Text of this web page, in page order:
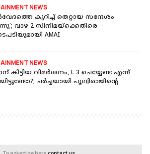
NEWS
കുറിച്ച് തെറ്റായ സന്ദേശം
വാഴ 2 സിനിമയ്‌ക്കെതിരെ
AMAI
NEWS
കിട്ടിയ വിമർശനം, L 3 ചെയ്യേണ്ട എന്ന്
ചർച്ചയായി പൃഥ്വിരാജിന്റെ